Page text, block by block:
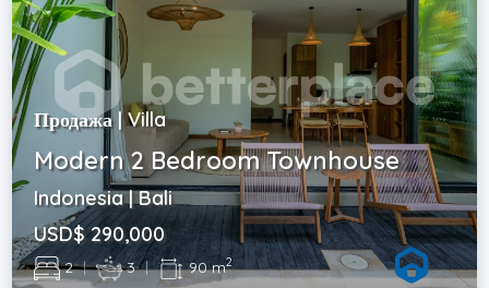
Продажа | Villa
Modern 2 Bedroom Townhouse
Indonesia | Bali
USD$ 290,000
2 | 3 | 90 m2